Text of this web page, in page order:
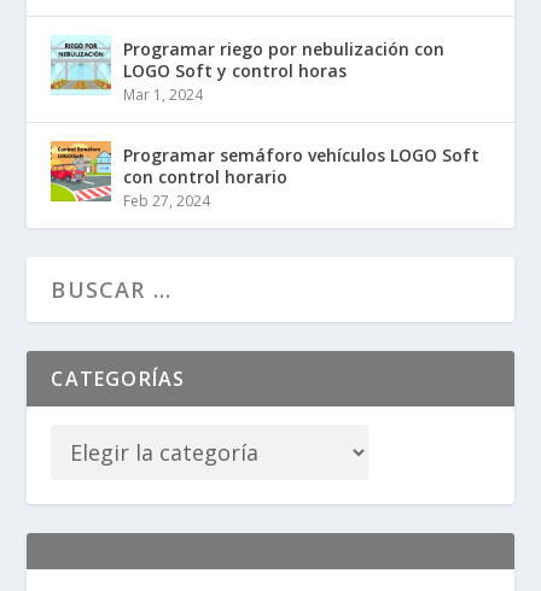
Programar riego por nebulización con
LOGO Soft y control horas
Mar 1, 2024
Programar semáforo vehículos LOGO Soft
con control horario
Feb 27, 2024
CATEGORÍAS